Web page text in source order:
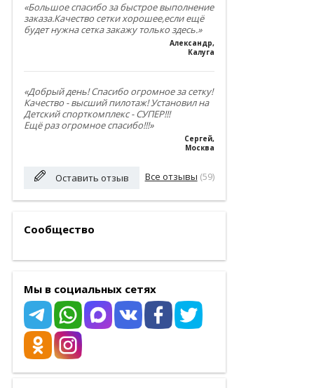
«Большое спасибо за быстрое выполнение
заказа.Качество сетки хорошее,если ещё
будет нужна сетка закажу только здесь.»
Александр,
Калуга
«Добрый день! Спасибо огромное за сетку!
Качество - высший пилотаж! Установил на
Детский спорткомплекс - СУПЕР!!!
Ещё раз огромное спасибо!!!»
Сергей,
Москва
Оставить отзыв Все отзывы (59)
Сообщество
Мы в социальных сетях